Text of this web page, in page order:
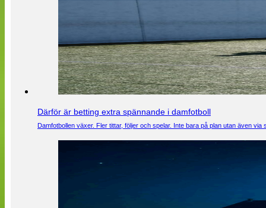
Därför är betting extra spännande i damfotboll
Damfotbollen växer. Fler tittar, följer och spelar. Inte bara på plan utan även